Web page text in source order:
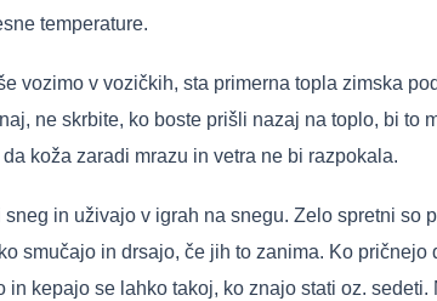
temperature.
vozimo v vozičkih, sta primerna topla zimska
ne skrbite, ko boste prišli nazaj na toplo, bi
koža zaradi mrazu in vetra ne bi razpokala.
sneg in uživajo v igrah na snegu. Zelo spretni
smučajo in drsajo, če jih to zanima. Ko
in kepajo se lahko takoj, ko znajo stati oz.